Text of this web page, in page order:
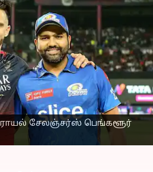
சேலஞ்சர்ஸ் பெங்களூர்
vs
பிளேஆப்
May 08, 2023 08:07 pm